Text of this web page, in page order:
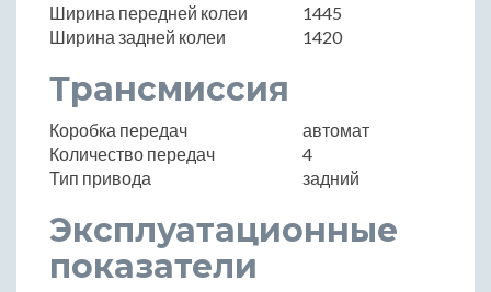
Ширина передней колеи
1445
Ширина задней колеи
1420
Трансмиссия
Коробка передач
автомат
Количество передач
4
Тип привода
задний
Эксплуатационные
показатели